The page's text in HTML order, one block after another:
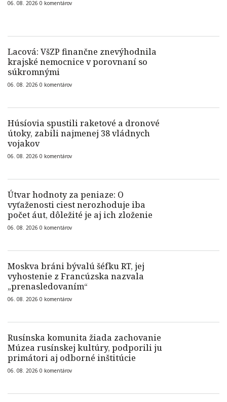
06. 08. 2026 0 komentárov
Lacová: VšZP finančne znevýhodnila
krajské nemocnice v porovnaní so
súkromnými
06. 08. 2026 0 komentárov
Húsíovia spustili raketové a dronové
útoky, zabili najmenej 38 vládnych
vojakov
06. 08. 2026 0 komentárov
Útvar hodnoty za peniaze: O
vyťaženosti ciest nerozhoduje iba
počet áut, dôležité je aj ich zloženie
06. 08. 2026 0 komentárov
Moskva bráni bývalú šéfku RT, jej
vyhostenie z Francúzska nazvala
„prenasledovaním“
06. 08. 2026 0 komentárov
Rusínska komunita žiada zachovanie
Múzea rusínskej kultúry, podporili ju
primátori aj odborné inštitúcie
06. 08. 2026 0 komentárov